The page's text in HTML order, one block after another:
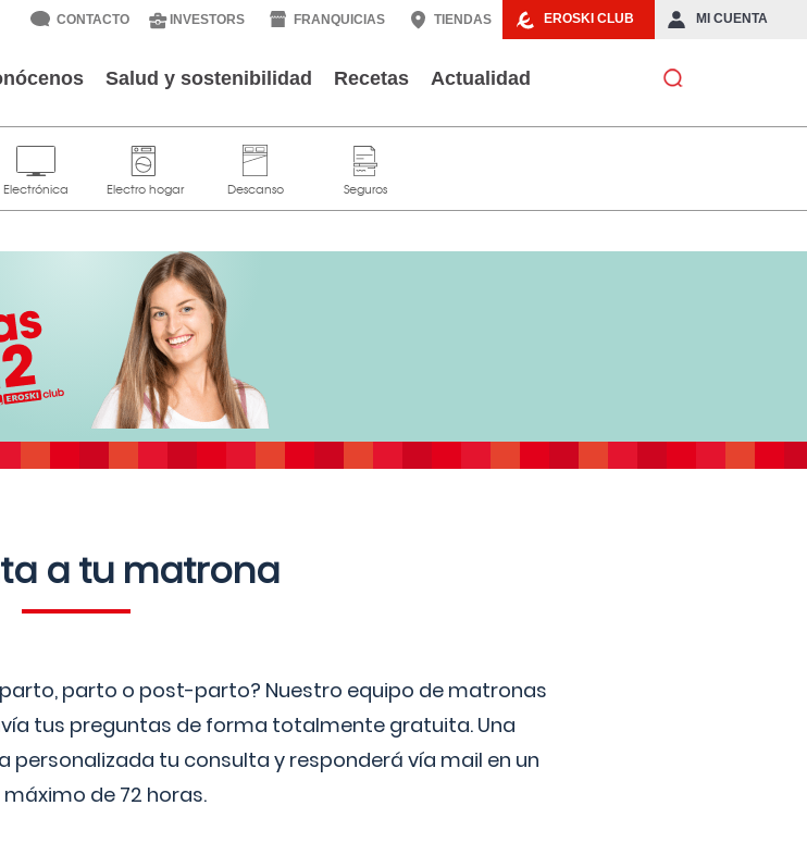
EROSKI CLUB MI CUENTA
CONTACTO INVESTORS FRANQUICIAS TIENDAS
Salud y sostenibilidad Recetas Actualidad
a tu matrona
parto o post-parto? Nuestro equipo de matronas
tus preguntas de forma totalmente gratuita. Una
tu consulta y responderá vía mail en un
de 72 horas.